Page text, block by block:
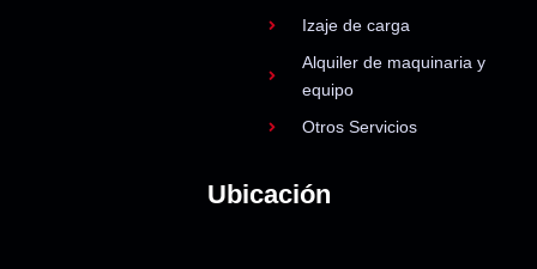
Izaje de carga
Alquiler de maquinaria y
equipo
Otros Servicios
Ubicación